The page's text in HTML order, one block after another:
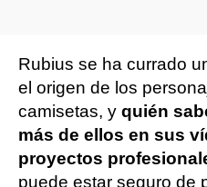
Rubius se ha currado
el origen de los
camisetas, y quién
más de ellos en sus
proyectos
puede estar seguro de